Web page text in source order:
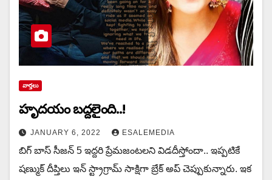
వార్త‌లు
హృదయం బద్దలైంది..!
JANUARY 6, 2022 ESALEMEDIA
బిగ్ బాస్ సీజన్ 5 ఇద్దరి ప్రేమజంటలని విడదీస్తోందా.. ఇప్పటికే
షణ్ముక్ దీప్తిలు ఇన్ స్ట్రాగ్రామ్ సాక్షిగా బ్రేక్ అప్ చెప్పుకున్నారు. ఇక